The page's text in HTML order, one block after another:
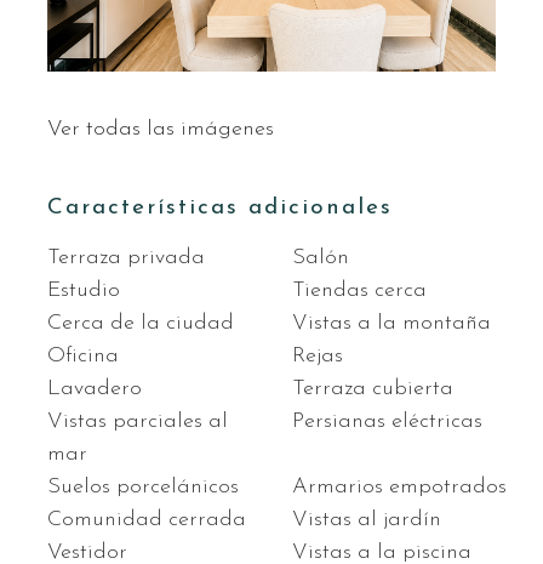
Ver todas las imágenes
Características adicionales
Terraza privada
Salón
Estudio
Tiendas cerca
Cerca de la ciudad
Vistas a la montaña
Oficina
Rejas
Lavadero
Terraza cubierta
Vistas parciales al
mar
Persianas eléctricas
Suelos porcelánicos
Armarios empotrados
Comunidad cerrada
Vistas al jardín
Vestidor
Vistas a la piscina